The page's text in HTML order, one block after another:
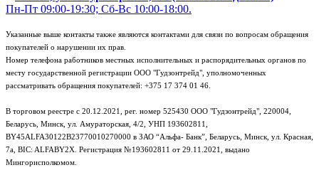
Пн-Пт 09:00-19:30; Сб-Вс 10:00-18:00.
Указанные выше контакты также являются контактами для связи по вопросам обращения
покупателей о нарушении их прав.
Номер телефона работников местных исполнительных и распорядительных органов по
месту государственной регистрации ООО "Гудзонтрейд", уполномоченных
рассматривать обращения покупателей: +375 17 374 01 46.
В торговом реестре с 20.12.2021, рег. номер 525430 ООО "Гудзонтрейд", 220004,
Беларусь, Минск, ул. Амураторская, 4/2, УНП 193602811,
BY45ALFA30122B23770010270000 в ЗАО “Альфа- Банк”, Беларусь, Минск, ул. Красная,
7а, BIC: ALFABY2X. Регистрация №193602811 от 29.11.2021, выдано
Мингорисполкомом.